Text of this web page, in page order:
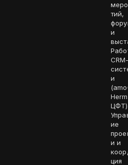
тий,
и
CRM-
и
ЦФТ)
ие
и и
ция